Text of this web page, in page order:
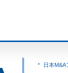
日本M&A